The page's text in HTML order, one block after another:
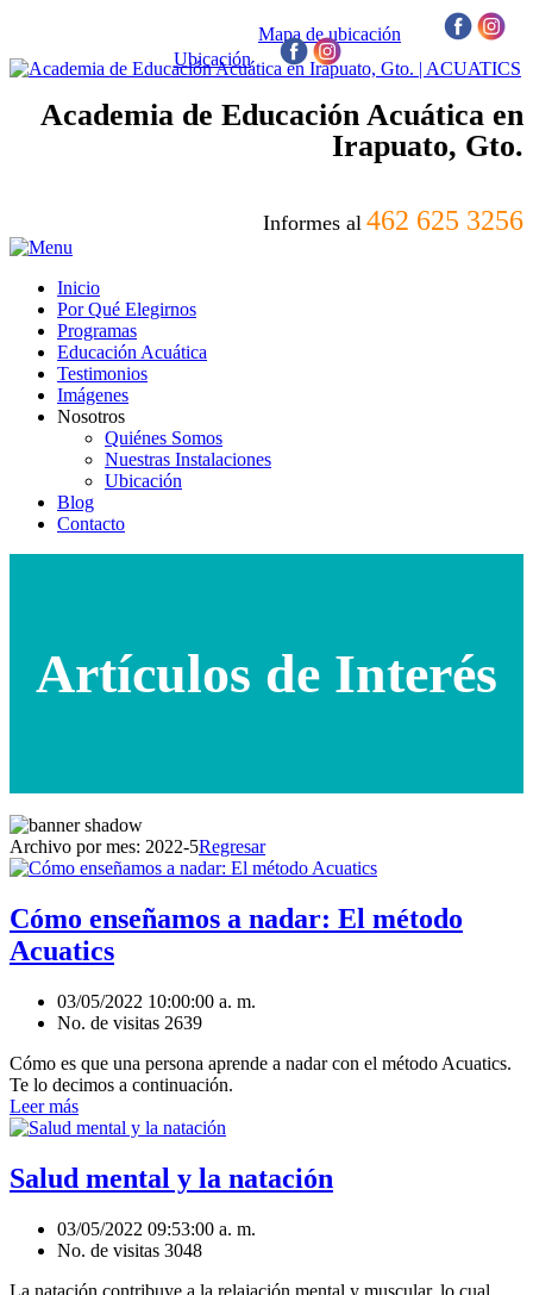
Mapa de ubicación
Ubicación /
Academia de Educación Acuática en
Irapuato, Gto.
Informes al 462 625 3256
Inicio
Por Qué Elegirnos
Programas
Educación Acuática
Testimonios
Imágenes
Nosotros
Quiénes Somos
Nuestras Instalaciones
Ubicación
Blog
Contacto
Artículos de Interés
Archivo por mes: 2022-5Regresar
Cómo enseñamos a nadar: El método
Acuatics
03/05/2022 10:00:00 a. m.
No. de visitas 2639
Cómo es que una persona aprende a nadar con el método Acuatics.
Te lo decimos a continuación.
Leer más
Salud mental y la natación
03/05/2022 09:53:00 a. m.
No. de visitas 3048
La natación contribuye a la relajación mental y muscular, lo cual